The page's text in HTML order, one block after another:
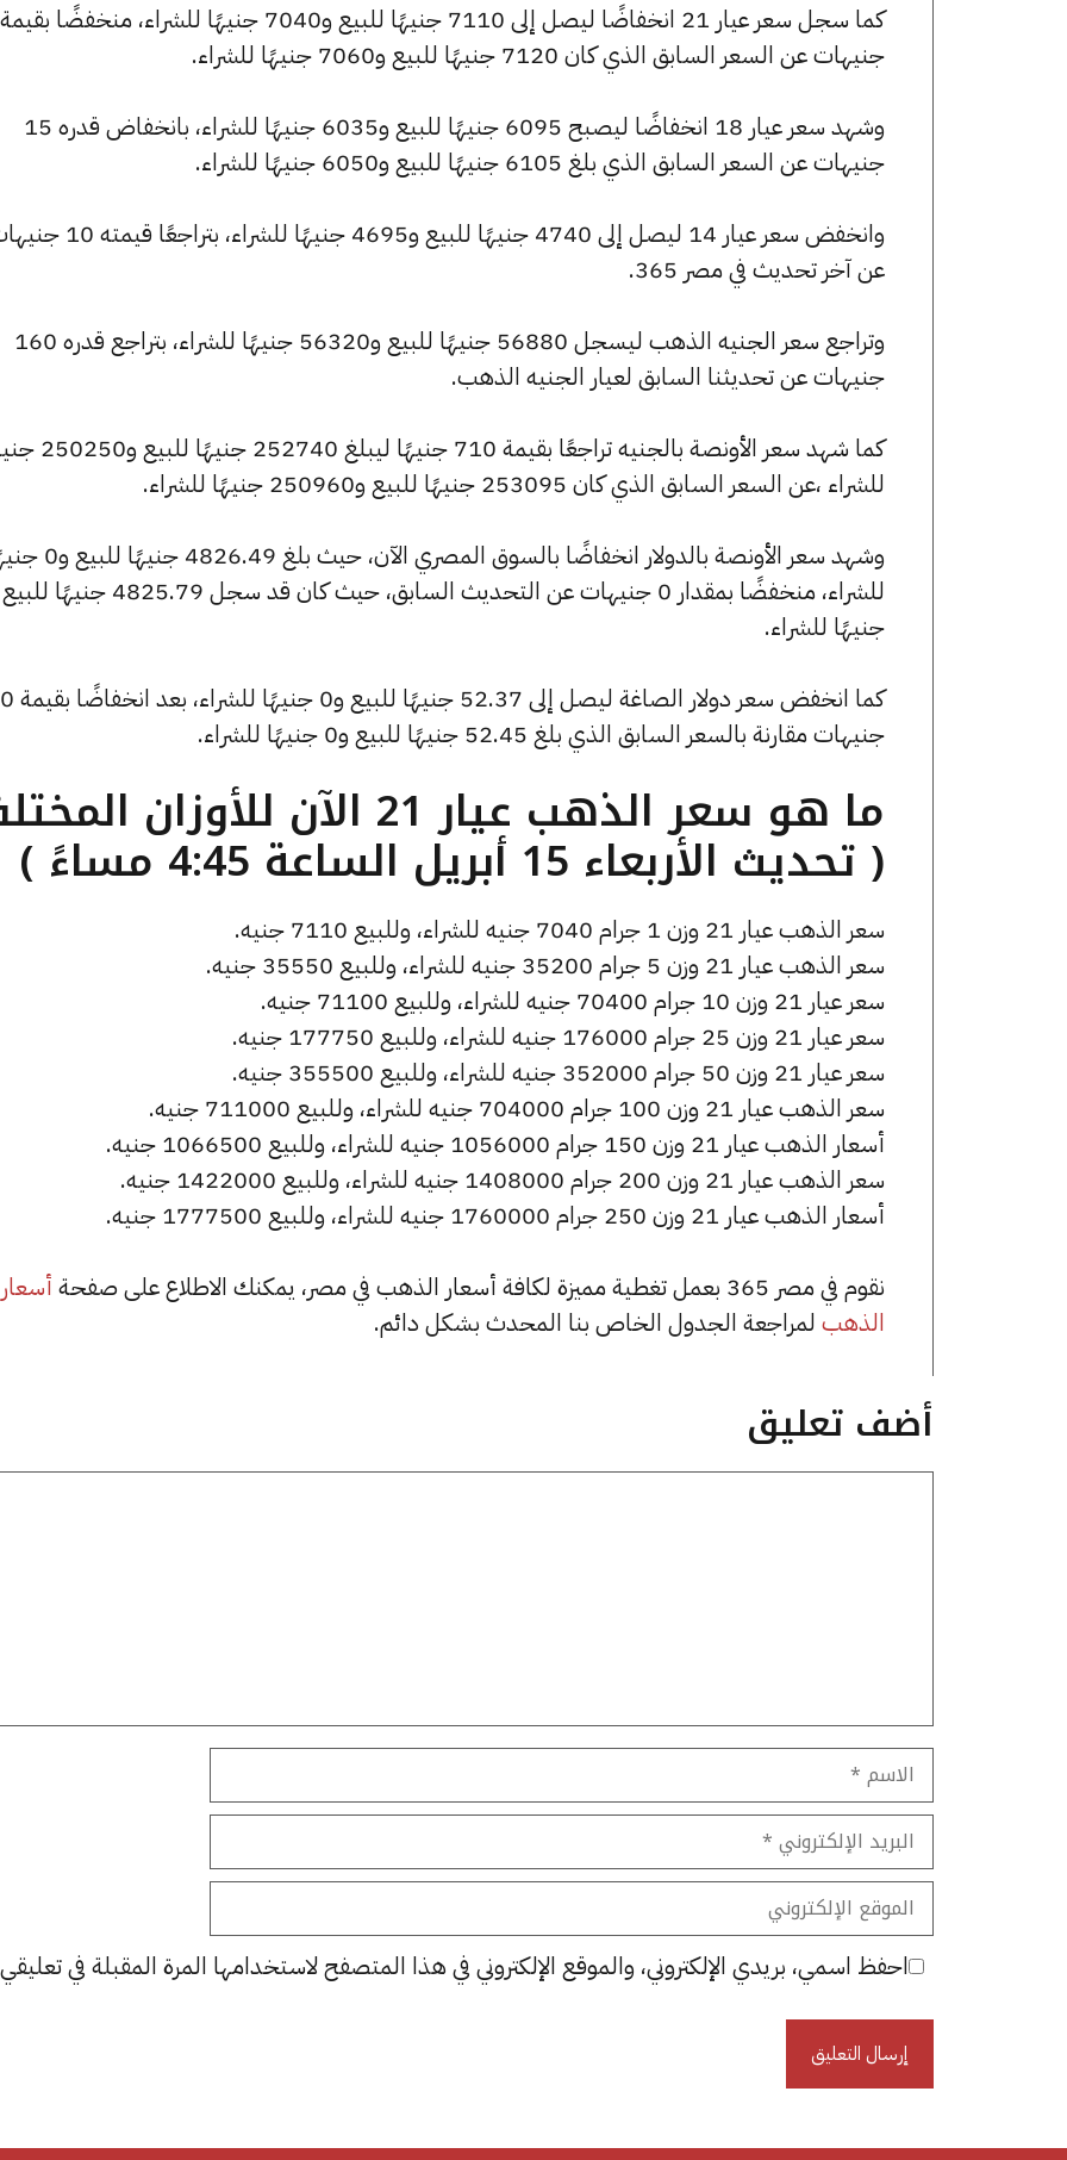
جنيهات عن السعر السابق الذي كان 7120 جنيهًا للبيع و7060 جنيهًا للشراء.
وشهد سعر عيار 18 انخفاضًا ليصبح 6095 جنيهًا للبيع و6035 جنيهًا للشراء، بانخفاض قدره 15
جنيهات عن السعر السابق الذي بلغ 6105 جنيهًا للبيع و6050 جنيهًا للشراء.
وانخفض سعر عيار 14 ليصل إلى 4740 جنيهًا للبيع و4695 جنيهًا للشراء،
عن آخر تحديث في مصر 365.
وتراجع سعر الجنيه الذهب ليسجل 56880 جنيهًا للبيع و56320 جنيهًا للشراء، بتراجع قدره 160
جنيهات عن تحديثنا السابق لعيار الجنيه الذهب.
كما شهد سعر الأونصة بالجنيه تراجعًا بقيمة 710
للشراء ،عن السعر السابق الذي كان 253095 جنيهًا للبيع و250960 جنيهًا للشراء.
وشهد سعر الأونصة بالدولار انخفاضًا بالسوق المصري الآن،
جنيهًا للشراء.
كما انخفض سعر دولار الصاغة ليصل إلى 52.37 جنيهًا للبيع و0 جنيهًا للشراء، بعد انخفاضًا بقيمة 0
جنيهات مقارنة بالسعر السابق الذي بلغ 52.45 جنيهًا للبيع و0 جنيهًا للشراء.
ما هو سعر الذهب عيار 21 الآن للأوزان
( تحديث الأربعاء 15 أبريل الساعة 4:45 مساءً )
سعر الذهب عيار 21 وزن 1 جرام 7040 جنيه للشراء، وللبيع 7110 جنيه.
سعر الذهب عيار 21 وزن 5 جرام 35200 جنيه للشراء، وللبيع 35550 جنيه.
سعر عيار 21 وزن 10 جرام 70400 جنيه للشراء، وللبيع 71100 جنيه.
سعر عيار 21 وزن 25 جرام 176000 جنيه للشراء، وللبيع 177750 جنيه.
سعر عيار 21 وزن 50 جرام 352000 جنيه للشراء، وللبيع 355500 جنيه.
سعر الذهب عيار 21 وزن 100 جرام 704000 جنيه للشراء، وللبيع 711000 جنيه.
أسعار الذهب عيار 21 وزن 150 جرام 1056000 جنيه للشراء، وللبيع 1066500 جنيه.
سعر الذهب عيار 21 وزن 200 جرام 1408000 جنيه للشراء، وللبيع 1422000 جنيه.
أسعار الذهب عيار 21 وزن 250 جرام 1760000 جنيه للشراء، وللبيع 1777500 جنيه.
نقوم في مصر 365 بعمل تغطية مميزة لكافة أسعار الذهب في مصر، يمكنك الاطلاع على صفحة
أسعار
الذهب لمراجعة الجدول الخاص بنا المحدث بشكل دائم.
أضف تعليق
الاسم
البريد
الإلكتروني
الموقع
الإلكتروني
احفظ اسمي، بريدي الإلكتروني، والموقع الإلكتروني في هذا المتصفح لاستخدامها المرة المقبلة في